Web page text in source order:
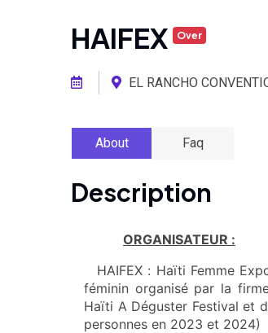
HAIFEX Over
EL RANCHO
About Faq
Description
ORGANISATEUR :
HAIFEX : Haïti Femme
féminin organisé par la
Haïti A Déguster Festival et
personnes en 2023 et 2024)